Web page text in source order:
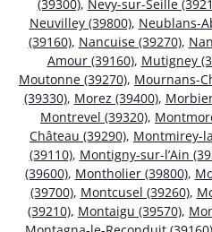
(39300), Nevy-sur-Seille
Neuvilley (39800), Neublans-
(39160), Nancuise (39270),
Amour (39160), Mutigney
Moutonne (39270), Mournans-
(39330), Morez (39400),
Montrevel (39320),
Château (39290), Montmirey-
(39110), Montigny-sur-l’Ain
(39600), Montholier (39800),
(39700), Montcusel (39260),
(39210), Montaigu (39570),